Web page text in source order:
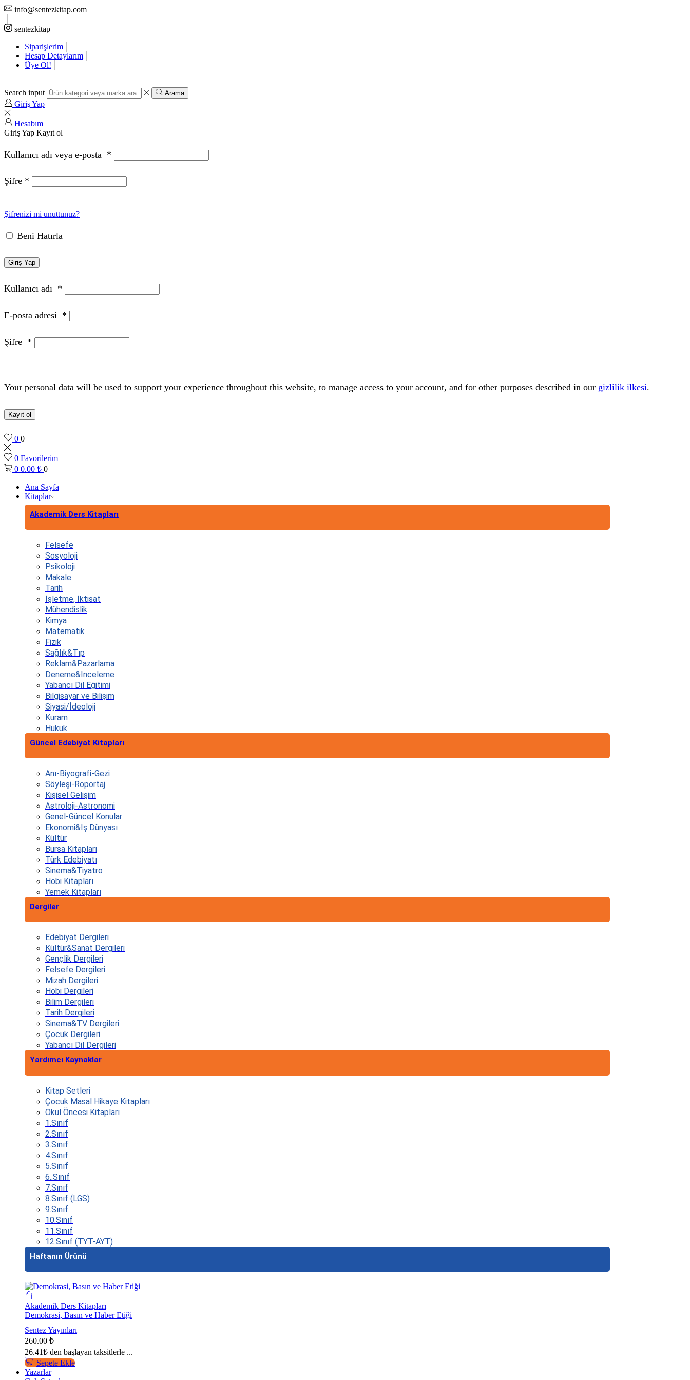
info@sentezkitap.com
sentezkitap
Siparişlerim
Hesap Detaylarım
Üye Ol!
Search input Arama
Giriş Yap
Hesabım
Giriş Yap Kayıt ol
Kullanıcı adı veya e-posta *
Şifre *
Şifrenizi mi unuttunuz?
Beni Hatırla
Giriş Yap
Kullanıcı adı *
E-posta adresi *
Şifre *
Your personal data will be used to support your experience throughout this website, to manage access to your account, and for other purposes described in our gizlilik ilkesi.
Kayıt ol
0 0
0 Favorilerim
0 0.00 ₺ 0
Ana Sayfa
Kitaplar
Akademik Ders Kitapları
Felsefe
Sosyoloji
Psikoloji
Makale
Tarih
İşletme, İktisat
Mühendislik
Kimya
Matematik
Fizik
Sağlık&Tıp
Reklam&Pazarlama
Deneme&İnceleme
Yabancı Dil Eğitimi
Bilgisayar ve Bilişim
Siyasi/İdeoloji
Kuram
Hukuk
Güncel Edebiyat Kitapları
Anı-Biyografi-Gezi
Söyleşi-Röportaj
Kişisel Gelişim
Astroloji-Astronomi
Genel-Güncel Konular
Ekonomi&İş Dünyası
Kültür
Bursa Kitapları
Türk Edebiyatı
Sinema&Tiyatro
Hobi Kitapları
Yemek Kitapları
Dergiler
Edebiyat Dergileri
Kültür&Sanat Dergileri
Gençlik Dergileri
Felsefe Dergileri
Mizah Dergileri
Hobi Dergileri
Bilim Dergileri
Tarih Dergileri
Sinema&TV Dergileri
Çocuk Dergileri
Yabancı Dil Dergileri
Yardımcı Kaynaklar
Kitap Setleri
Çocuk Masal Hikaye Kitapları
Okul Öncesi Kitapları
1.Sınıf
2.Sınıf
3.Sınıf
4.Sınıf
5.Sınıf
6..Sınıf
7.Sınıf
8.Sınıf (LGS)
9.Sınıf
10.Sınıf
11.Sınıf
12.Sınıf (TYT-AYT)
Haftanın Ürünü
Akademik Ders Kitapları
Demokrasi, Basın ve Haber Etiği
Sentez Yayınları
260.00 ₺
26.41₺ den başlayan taksitlerle ...
Sepete Ekle
Yazarlar